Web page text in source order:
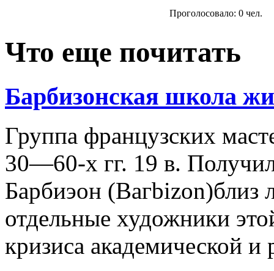
Проголосовало: 0 чел.
Что еще почитать
Барбизонская школа
Группа французских
30—60-х гг. 19 в.
Барбиэон (Вагbizon)близ
отдельные художники
кризиса академической